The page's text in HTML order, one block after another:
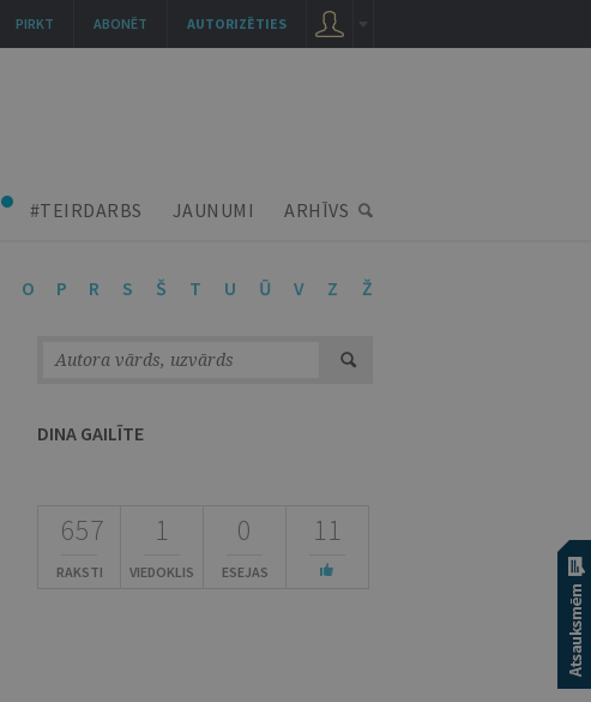
#TEIRDARBS JAUNUMI ARHĪVS
O P R S Š T U Ū V Z Ž
DINA GAILĪTE
657
RAKSTI
1
VIEDOKLIS
0
ESEJAS
11
AUTORIZĒTIES
ABONĒT
PIRKT